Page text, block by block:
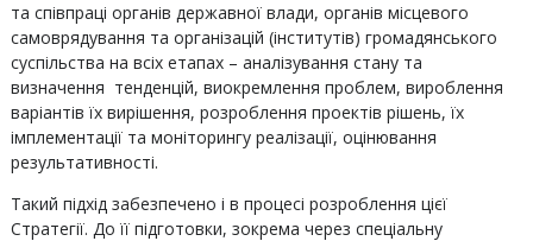
та співпраці органів державної влади, органів місцевого
самоврядування та організацій (інститутів) громадянського
суспільства на всіх етапах – аналізування стану та
визначення тенденцій, виокремлення проблем, вироблення
варіантів їх вирішення, розроблення проектів рішень, їх
імплементації та моніторингу реалізації, оцінювання
результативності.
Такий підхід забезпечено і в процесі розроблення цієї
Стратегії. До її підготовки, зокрема через спеціальну